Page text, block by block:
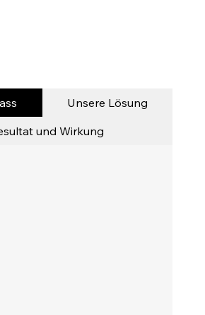
Unsere Lösung
und Wirkung